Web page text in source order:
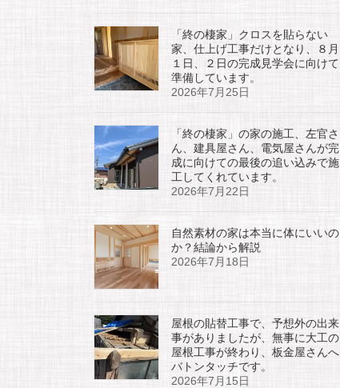
「終の棲家」クロスを貼らない
家、仕上げ工事だけとなり、８月
１日、２日の完成見学会に向けて
準備しています。
2026年7月25日
「終の棲家」の家の施工、左官さ
ん、建具屋さん、電気屋さんが完
成に向けての最後の追い込みで施
工してくれています。
2026年7月22日
自然素材の家は本当に体にいいの
か？結論から解説
2026年7月18日
屋根の貼替工事で、予想外の出来
事がありましたが、無事に大工の
屋根工事が終わり、板金屋さんへ
バトンタッチです。
2026年7月15日